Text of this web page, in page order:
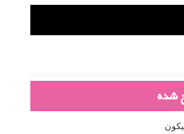
شده